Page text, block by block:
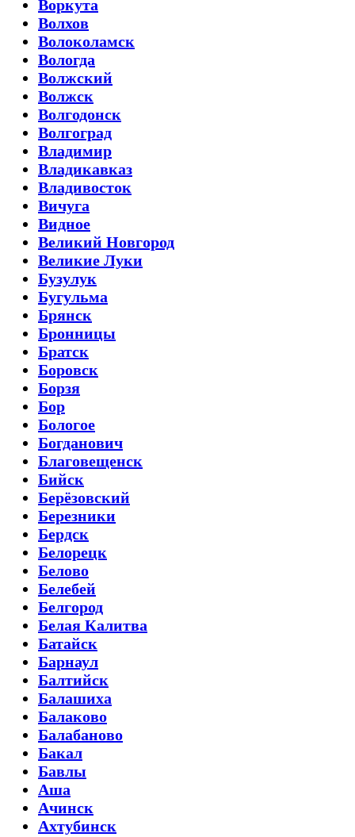
Воркута
Волхов
Волоколамск
Вологда
Волжский
Волжск
Волгодонск
Волгоград
Владимир
Владикавказ
Владивосток
Вичуга
Видное
Великий Новгород
Великие Луки
Бузулук
Бугульма
Брянск
Бронницы
Братск
Боровск
Борзя
Бор
Бологое
Богданович
Благовещенск
Бийск
Берёзовский
Березники
Бердск
Белорецк
Белово
Белебей
Белгород
Белая Калитва
Батайск
Барнаул
Балтийск
Балашиха
Балаково
Балабаново
Бакал
Бавлы
Аша
Ачинск
Ахтубинск